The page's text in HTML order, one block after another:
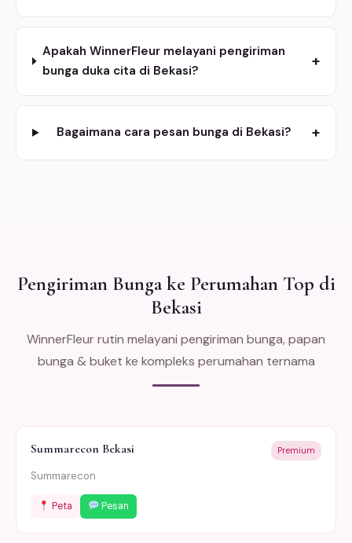
Apakah WinnerFleur melayani pengiriman
bunga duka cita di Bekasi?
+
Bagaimana cara pesan bunga di Bekasi? +
Pengiriman Bunga ke Perumahan Top di
Bekasi
WinnerFleur rutin melayani pengiriman bunga, papan
bunga & buket ke kompleks perumahan ternama
Summarecon Bekasi Premium
Summarecon
Peta Pesan